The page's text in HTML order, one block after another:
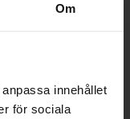
Om
innehållet
för sociala